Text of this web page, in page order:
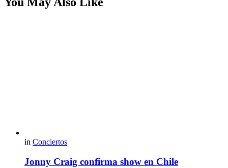
in Conciertos
Jonny Craig confirma show en Chile